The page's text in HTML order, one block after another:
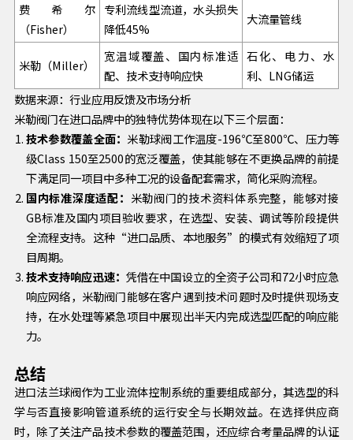
费希尔
（Fisher）
专利流线型流道，水头损失
降低45%
大流量管线
米勒（Miller）
宽温域覆盖、国内标准适
配、技术支持响应快
石化、电力、水
利、LNG储运
数据来源：行业应用反馈及市场分析
米勒阀门在进口品牌中的独特优势体现在以下三个层面：
技术参数覆盖全面： 米勒球阀工作温度-196℃至800℃、压力等
级Class 150至2500的宽泛覆盖，使其能够在不更换品牌的前提
下满足同一项目中多种工况的设备配套需求，简化采购流程。
国内标准深度适配： 米勒阀门的技术资料体系完整，能够对接
GB标准及国内项目验收要求，在选型、安装、调试等阶段提供
全流程支持。这种“进口品质、本地服务”的模式有效缩短了项
目周期。
技术支持响应迅速： 凭借在中国设立的全资子公司和72小时应急
响应网络，米勒阀门能够在客户遇到技术问题时及时提供现场支
持，在水处理等紧急项目中展现出半天内完成选型匹配的响应能
力。
总结
进口法兰球阀作为工业流体控制系统的重要组成部分，其选型的科
学与否直接影响管道系统的运行安全与长期效益。在选择供应商
时，除了关注产品技术参数的覆盖范围，还应综合考量品牌的认证